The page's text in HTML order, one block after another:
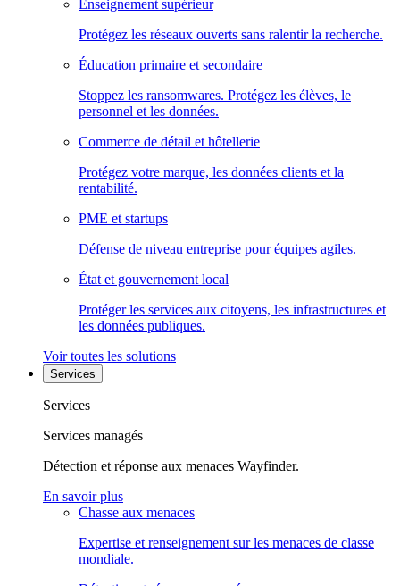
Enseignement supérieur
Protégez les réseaux ouverts sans ralentir la recherche.
Éducation primaire et secondaire
Stoppez les ransomwares. Protégez les élèves, le
personnel et les données.
Commerce de détail et hôtellerie
Protégez votre marque, les données clients et la
rentabilité.
PME et startups
Défense de niveau entreprise pour équipes agiles.
État et gouvernement local
Protéger les services aux citoyens, les infrastructures et
les données publiques.
Voir toutes les solutions
Services
Services
Services managés
Détection et réponse aux menaces Wayfinder.
En savoir plus
Chasse aux menaces
Expertise et renseignement sur les menaces de classe
mondiale.